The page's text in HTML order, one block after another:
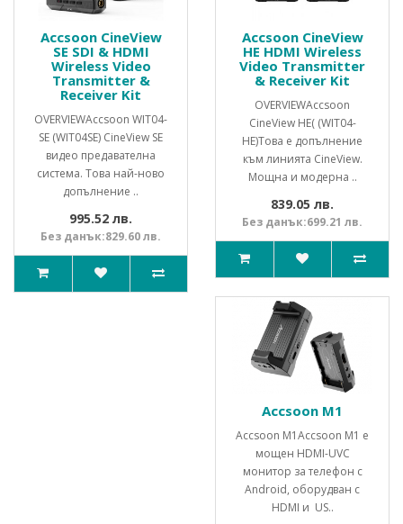
Accsoon CineView
SE SDI & HDMI
Wireless Video
Transmitter &
Receiver Kit
OVERVIEWAccsoon WIT04-
SE (WIT04SE) CineView SE
видео предавателна
система. Това най-ново
допълнение ..
995.52 лв.
Без данък:829.60 лв.
Accsoon CineView
HE HDMI Wireless
Video Transmitter
& Receiver Kit
OVERVIEWAccsoon
CineView HE( (WIT04-
HE)Това e допълнение
към линията CineView.
Мощна и модерна ..
839.05 лв.
Без данък:699.21 лв.
Accsoon M1
Accsoon M1Accsoon M1 е
мощен HDMI-UVC
монитор за телефон с
Android, оборудван с
HDMI и US..